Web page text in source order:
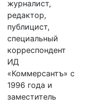
журналист,
редактор,
публицист,
специальный
корреспондент
ИД
«Коммерсантъ» с
1996 года и
заместитель